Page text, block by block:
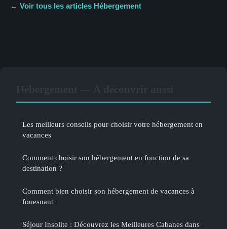
← Voir tous les articles Hébergement
Les meilleurs conseils pour choisir votre hébergement en
vacances
Comment choisir son hébergement en fonction de sa
destination ?
Comment bien choisir son hébergement de vacances à
fouesnant
Séjour Insolite : Découvrez les Meilleures Cabanes dans